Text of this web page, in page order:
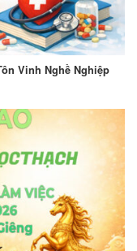
Vinh Nghề Nghiệp